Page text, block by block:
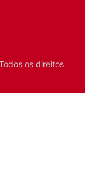
os direitos